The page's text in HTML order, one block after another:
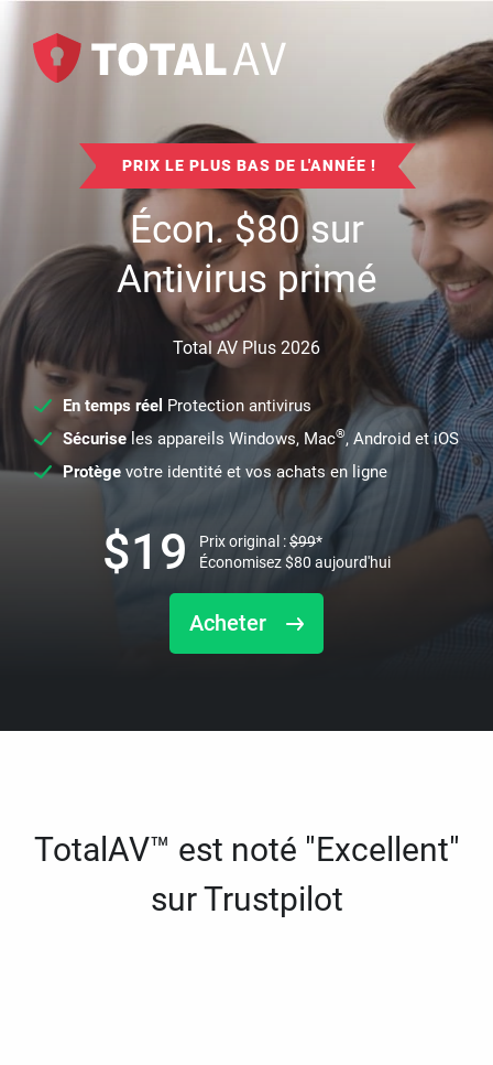
PRIX LE PLUS BAS DE L'ANNÉE !
Écon.$80sur
Antivirus primé
Total AV Plus 2026
En temps réel Protection antivirus
Sécuriseles appareils Windows, Mac®, Android et iOS
Protège votre identité et vos achats en ligne
Acheter
$19 Prix original :$99*
Économisez$80 aujourd'hui
TotalAV™ est noté "Excellent"
sur Trustpilot